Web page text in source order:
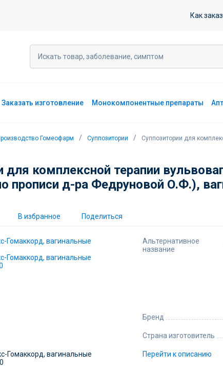
Как
Заказать изготовление Монокомпонентные препараты
Гомеофарм Суппозитории Суппозитории для
для комплексной терапии
прописи д-ра Федруновой О.Ф.),
В избранное Поделиться
Альтернативное
название
Бренд
Страна изготовитель
Перейти к описанию